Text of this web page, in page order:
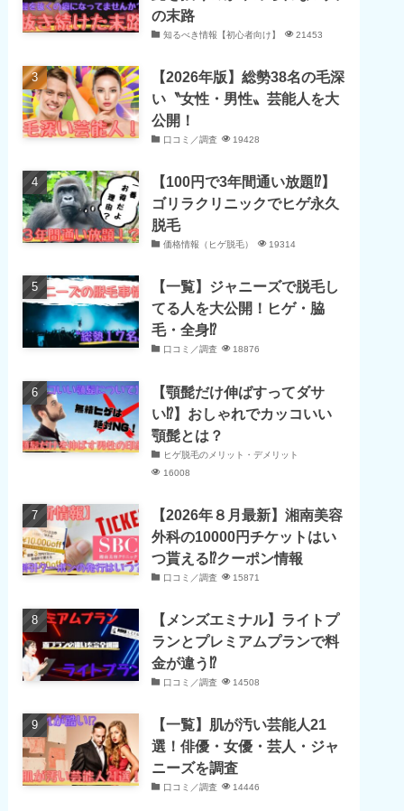
の末路
知るべき情報【初心者向け】 21453
【2026年版】総勢38名の毛深
い〝女性・男性〟芸能人を大
公開！
口コミ／調査 19428
【100円で3年間通い放題⁉】
ゴリラクリニックでヒゲ永久
脱毛
価格情報（ヒゲ脱毛） 19314
【一覧】ジャニーズで脱毛し
てる人を大公開！ヒゲ・脇
毛・全身⁉
口コミ／調査 18876
【顎髭だけ伸ばすってダサ
い⁉】おしゃれでカッコいい
顎髭とは？
ヒゲ脱毛のメリット・デメリット
16008
【2026年８月最新】湘南美容
外科の10000円チケットはい
つ貰える⁉クーポン情報
口コミ／調査 15871
【メンズエミナル】ライトプ
ランとプレミアムプランで料
金が違う⁉
口コミ／調査 14508
【一覧】肌が汚い芸能人21
選！俳優・女優・芸人・ジャ
ニーズを調査
口コミ／調査 14446